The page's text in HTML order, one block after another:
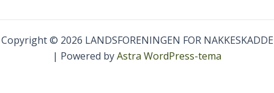
Copyright © 2026 LANDSFORENINGEN FOR NAKKESKADDE
| Powered byAstra WordPress-tema